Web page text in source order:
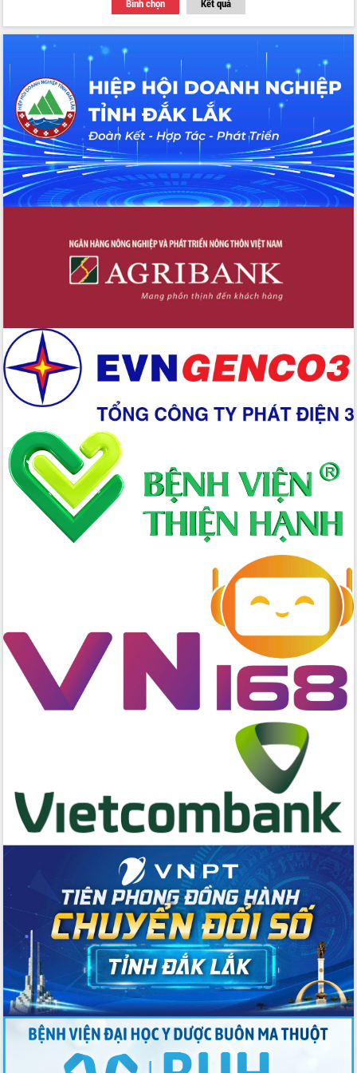
Thứ trưởng Bộ Y tế làm việc với tỉnh
Đắk Lắk về phát triển nhân lực y tế
cho trạm y tế cấp xã
Du lịch Đắk Lắk nâng tầm trải nghiệm
du khách thông qua Hệ thống cơ sở dữ
liệu và Bản đồ số
Tập huấn ứng dụng trí tuệ nhân tạo (AI)
trong thương mại điện tử năm 2026
Đoàn đại biểu Quốc hội tỉnh Đắk Lắk
trao đổi thông tin trước Kỳ họp thứ
nhất, Quốc hội khóa XVI
Quyết liệt cải cách hành chính, khơi
Nâng cao hiệu lực, hiệu quả HĐND
tỉnh thông qua hiện đại hóa hành chính
Xã Ea Phê gắn cải cách hành chính với
Hồ Thị Nguyên Thảo làm việc tại Trung
tâm Phục vụ hành chính công xã Ea
Xây dựng nền hành chính số đồng
hành cùng nông dân dân, doanh nghiệp
Giai đoạn 2026-2030, Đắk Lắk phấn
đấu có 77% xã đạt chuẩn nông thôn
mới
Chuyển đổi số 'mở đường' cho nông
nghiệp Đắk Lắk tăng trưởng bứt phá
Triển khai đồng bộ đo đạc, lập hồ sơ
địa chính, hoàn thiện cơ sở dữ liệu đất
Đắk Lắk đẩy mạnh nuôi biển công
nghệ, hướng tới phát triển thủy sản
bền vững
Tập huấn nâng cao năng lực triển khai
chuyển đổi số cho cán bộ, công chức
Đẩy mạnh cải cách hành chính, quyết
tâm đạt được mục tiêu tăng trưởng
hai con số trong năm 2026
Tổ chức trang trọng Lễ hội Đền thờ
Lương Văn Chánh năm 2026
Phó Bí thư Tỉnh ủy Đắk Lắk Đỗ Hữu
Huy giữ chức Bí thư Đảng ủy Ủy Ban
Nhân dân tỉnh
Bệnh án điện tử thúc đẩy chuyển đổi
số y tế tại Đắk Lắk
Chuyển đổi số thư viện: Mở rộng
không gian tri thức trong thời đại số
Đánh giá, rút kinh nghiệm công tác tổ
chức diễn tập trước ngày bầu cử
Chương trình “Gặp gỡ hữu nghị –
Friendship Meeting New Year 2026”
Bình chọn Kết quả